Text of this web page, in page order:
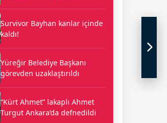
Survivor Bayhan kanlar içinde
kaldı!
Yüreğir Belediye Başkanı
görevden uzaklaştırıldı
“Kürt Ahmet” lakaplı Ahmet
Turgut Ankara’da defnedildi